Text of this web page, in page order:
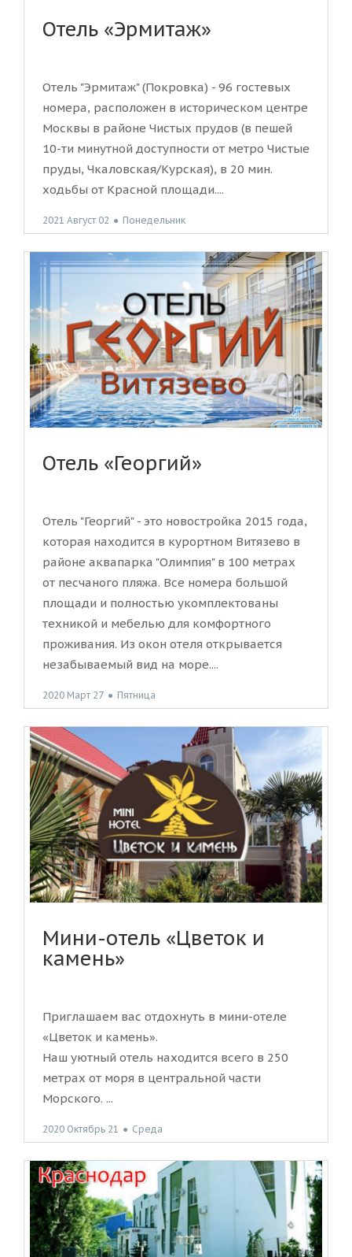
Отель «Эрмитаж»
Отель "Эрмитаж" (Покровка) - 96 гостевых
номера, расположен в историческом центре
Москвы в районе Чистых прудов (в пешей
10-ти минутной доступности от метро Чистые
пруды, Чкаловская/Курская), в 20 мин.
ходьбы от Красной площади....
2021 Август 02 ● Понедельник
Отель «Георгий»
Отель "Георгий" - это новостройка 2015 года,
которая находится в курортном Витязево в
районе аквапарка "Олимпия" в 100 метрах
от песчаного пляжа. Все номера большой
площади и полностью укомплектованы
техникой и мебелью для комфортного
проживания. Из окон отеля открывается
незабываемый вид на море....
2020 Март 27 ● Пятница
Мини-отель «Цветок и
камень»
Приглашаем вас отдохнуть в мини-отеле
«Цветок и камень».
Наш уютный отель находится всего в 250
метрах от моря в центральной части
Морского. ...
2020 Октябрь 21 ● Среда